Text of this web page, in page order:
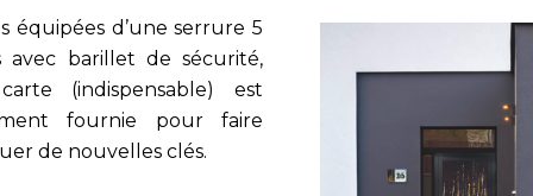
équipées d’une serrure 5
avec barillet de sécurité,
(indispensable) est
fournie pour faire
de nouvelles clés.